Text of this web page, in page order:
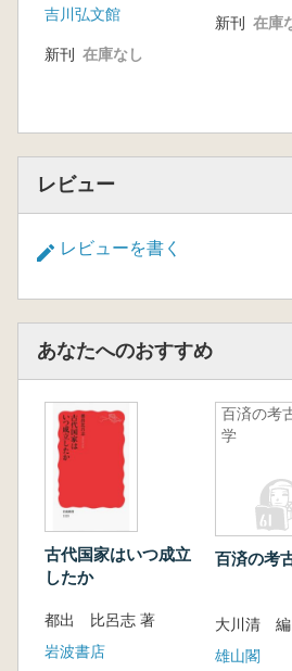
交渉の様態
終章 日朝関係史像の再構築
吉川弘文館
新刊 在庫なし
新刊 在庫
レビュー
レビューを書く
あなたへのおすすめ
古代国家はいつ成立
したか
都出 比呂志 著
岩波書店
百済の考
学
百済の考
大川清 編
雄山閣